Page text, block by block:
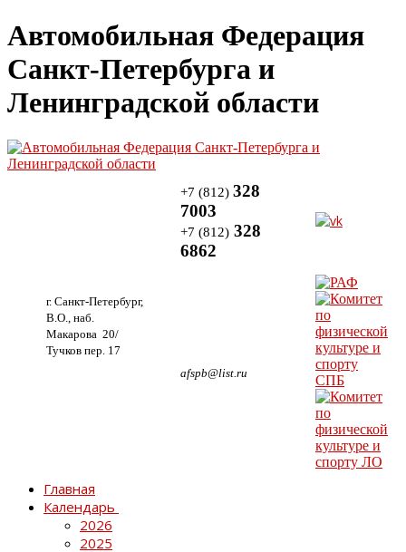
Автомобильная Федерация
Санкт-Петербурга и
Ленинградской области
г. Санкт-Петербург,
В.О., наб.
Макарова 20/
Тучков пер. 17
+7 (812) 328
7003
+7 (812) 328
6862
afspb@list.ru
Главная
Календарь
2026
2025